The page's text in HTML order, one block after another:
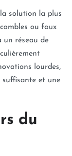
solution la plus
ou faux
un réseau de
lourdes,
suffisante et une
du